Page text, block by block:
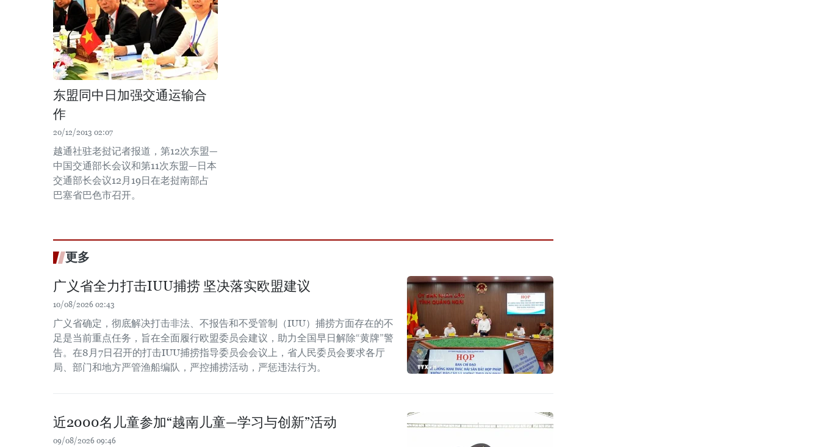
东盟同中日加强交通运输合
作
20/12/2013 02:07
越通社驻老挝记者报道，第12次东盟—
中国交通部长会议和第11次东盟—日本
交通部长会议12月19日在老挝南部占
巴塞省巴色市召开。
更多
广义省全力打击IUU捕捞 坚决落实欧盟建议
10/08/2026 02:43
广义省确定，彻底解决打击非法、不报告和不受管制（IUU）捕捞方面存在的不
足是当前重点任务，旨在全面履行欧盟委员会建议，助力全国早日解除“黄牌”警
告。在8月7日召开的打击IUU捕捞指导委员会会议上，省人民委员会要求各厅
局、部门和地方严管渔船编队，严控捕捞活动，严惩违法行为。
近2000名儿童参加“越南儿童—学习与创新”活动
09/08/2026 09:46